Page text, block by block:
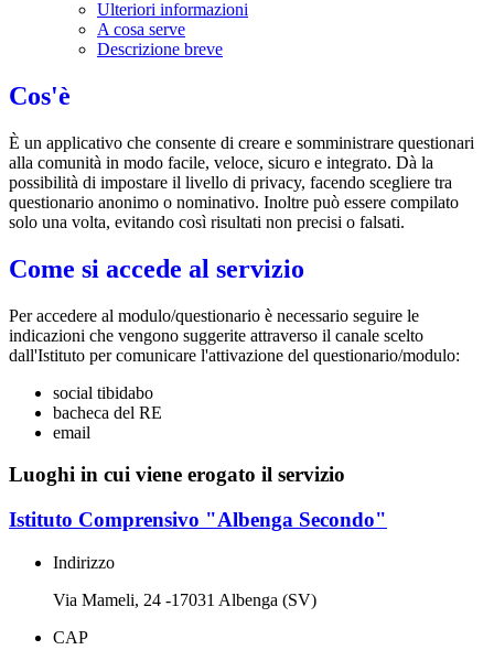
Ulteriori informazioni
A cosa serve
Descrizione breve
Cos'è
È un applicativo che consente di creare e somministrare questionari
alla comunità in modo facile, veloce, sicuro e integrato. Dà la
possibilità di impostare il livello di privacy, facendo scegliere tra
questionario anonimo o nominativo. Inoltre può essere compilato
solo una volta, evitando così risultati non precisi o falsati.
Come si accede al servizio
Per accedere al modulo/questionario è necessario seguire le
indicazioni che vengono suggerite attraverso il canale scelto
dall'Istituto per comunicare l'attivazione del questionario/modulo:
social tibidabo
bacheca del RE
email
Luoghi in cui viene erogato il servizio
Istituto Comprensivo "Albenga Secondo"
Indirizzo
Via Mameli, 24 -17031 Albenga (SV)
CAP